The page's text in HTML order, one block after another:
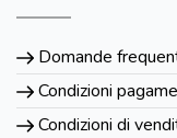
Domande
Condizioni
Condizioni di